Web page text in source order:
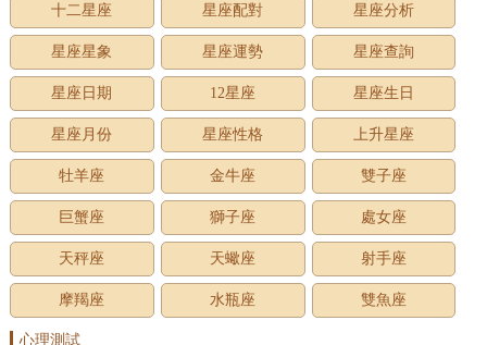
十二星座 星座配對 星座分析
星座星象 星座運勢 星座查詢
星座日期 12星座 星座生日
星座月份 星座性格 上升星座
牡羊座 金牛座 雙子座
巨蟹座 獅子座 處女座
天秤座 天蠍座 射手座
摩羯座 水瓶座 雙魚座
心理測試